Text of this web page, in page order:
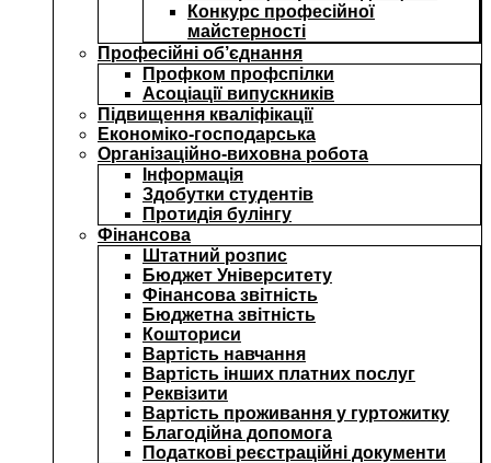
Конкурс професійної
майстерності
Професійні об’єднання
Профком профспілки
Асоціації випускників
Підвищення кваліфікації
Економіко-господарська
Організаційно-виховна робота
Інформація
Здобутки студентів
Протидія булінгу
Фінансова
Штатний розпис
Бюджет Університету
Фінансова звітність
Бюджетна звітність
Кошториси
Вартість навчання
Вартість інших платних послуг
Реквізити
Вартість проживання у гуртожитку
Благодійна допомога
Податкові реєстраційні документи